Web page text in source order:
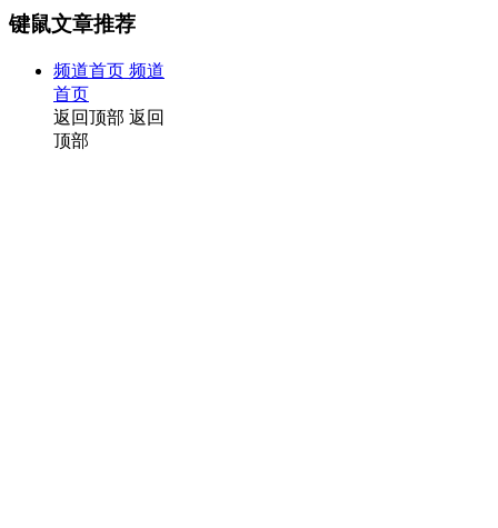
键鼠文章推荐
频道首页 频道
首页
返回顶部 返回
顶部